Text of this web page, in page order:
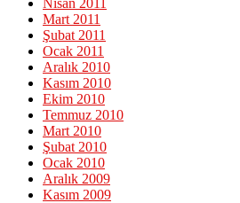
Mart 2011
Şubat 2011
Ocak 2011
Aralık 2010
Kasım 2010
Ekim 2010
Temmuz 2010
Mart 2010
Şubat 2010
Ocak 2010
Aralık 2009
Kasım 2009